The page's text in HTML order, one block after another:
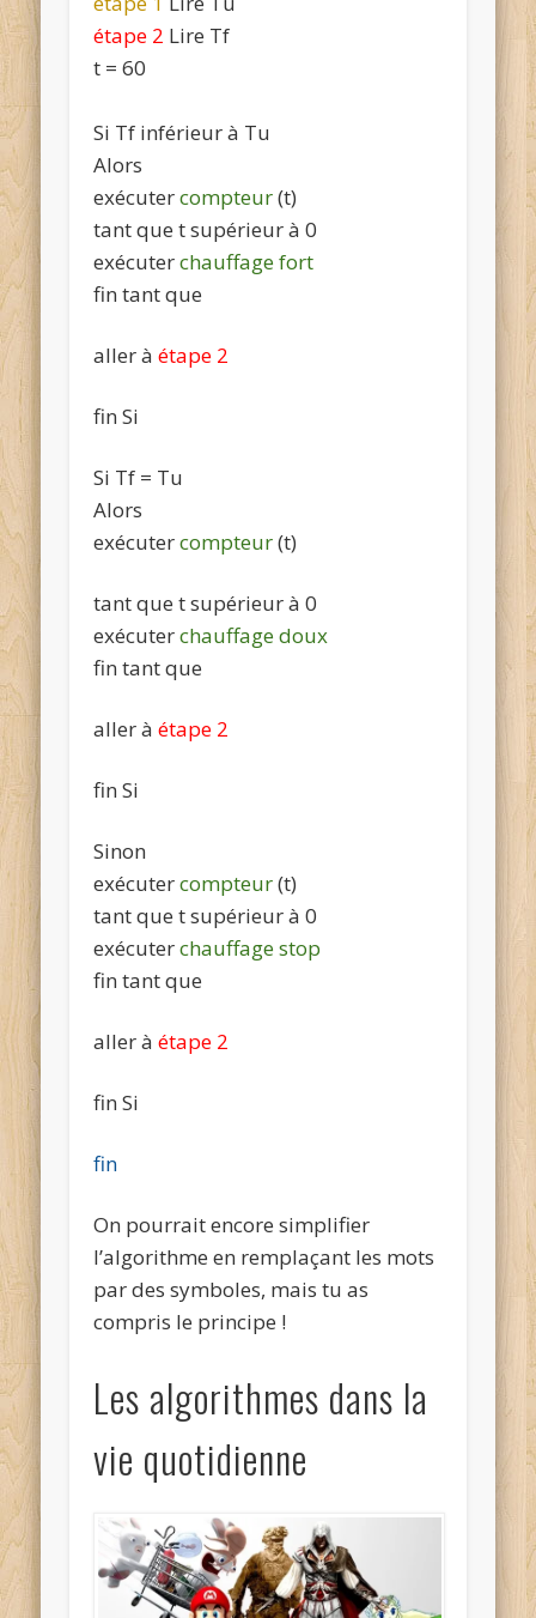
étape 2 Lire Tf
t =60
Si Tf inférieur à Tu
Alors
exécutercompteur(t)
tant quetsupérieur à 0
exécuterchauffage fort
fin tant que
aller àétape 2
fin Si
Si Tf = Tu
Alors
exécutercompteur(t)
tant quetsupérieur à 0
exécuterchauffage doux
fin tant que
aller àétape 2
fin Si
Sinon
exécutercompteur(t)
tant quetsupérieur à 0
exécuterchauffage stop
fin tant que
aller àétape 2
fin Si
fin
On pourrait encore simplifier
l’algorithme en remplaçant les mots
par des symboles, mais tu as
compris le principe !
Les algorithmes dans la
vie quotidienne